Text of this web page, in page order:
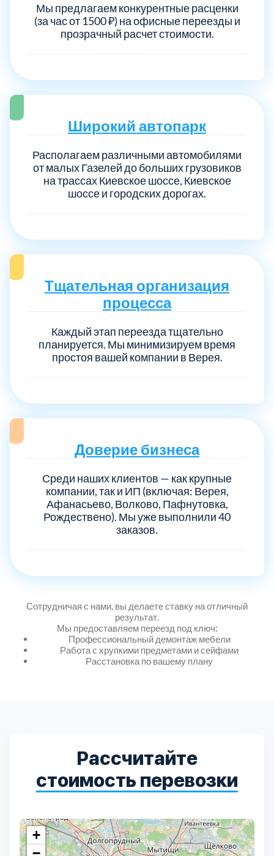
Мы предлагаем конкурентные расценки
(за час от 1500 ₽) на офисные переезды и
прозрачный расчет стоимости.
Широкий автопарк
Располагаем различными автомобилями
от малых Газелей до больших грузовиков
на трассах Киевское шоссе, Киевское
шоссе и городских дорогах.
Тщательная организация
процесса
Каждый этап переезда тщательно
планируется. Мы минимизируем время
простоя вашей компании в Верея.
Доверие бизнеса
Среди наших клиентов — как крупные
компании, так и ИП (включая: Верея,
Афанасьево, Волково, Пафнутовка,
Рождествено). Мы уже выполнили 40
заказов.
Сотрудничая с нами, вы делаете ставку на отличный
результат.
Мы предоставляем переезд под ключ:
Профессиональный демонтаж мебели
Работа с хрупкими предметами и сейфами
Расстановка по вашему плану
Рассчитайте
стоимость перевозки
+
Выберите город:
Богородский
Волоколамский
Домодедовский
Зеленоградский
Истринский 11
Каширский 2